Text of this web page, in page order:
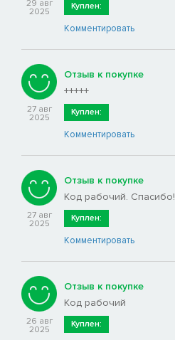
29 авг
2025
Куплен:
Комментировать
27 авг
2025
Отзыв к покупке
+++++
Куплен:
Комментировать
27 авг
2025
Отзыв к покупке
Код рабочий. Спасибо!
Куплен:
Комментировать
26 авг
2025
Отзыв к покупке
Код рабочий
Куплен: